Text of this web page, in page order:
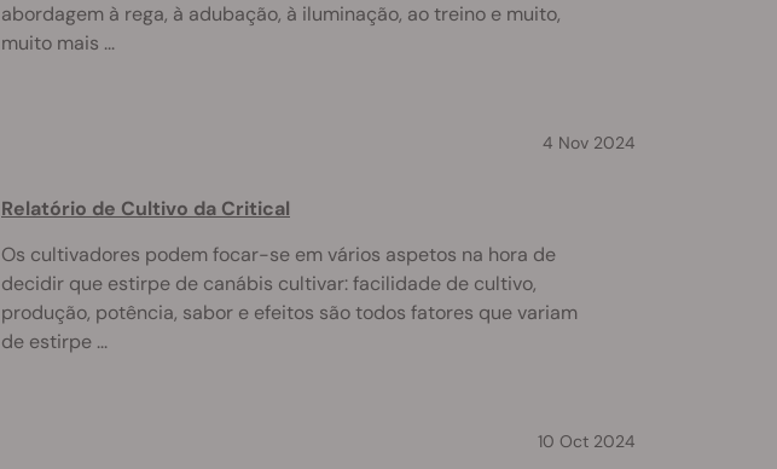
abordagem à rega, à adubação, à iluminação, ao treino e muito,
muito mais ...
4 Nov 2024
Relatório de Cultivo da Critical
Os cultivadores podem focar-se em vários aspetos na hora de
decidir que estirpe de canábis cultivar: facilidade de cultivo,
produção, potência, sabor e efeitos são todos fatores que variam
de estirpe ...
10 Oct 2024